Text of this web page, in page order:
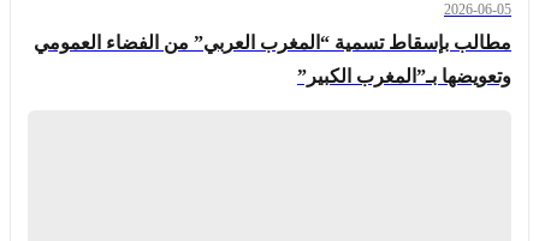
2026-06-05
مطالب بإسقاط تسمية “المغرب العربي” من الفضاء العمومي
وتعويضها بـ”المغرب الكبير”